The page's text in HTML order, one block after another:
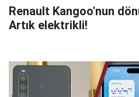
Renault Kangoo'nun
Artık elektrikli!